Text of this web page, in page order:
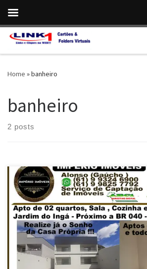
Skip to content
Home »banheiro
banheiro
2 posts
Apto de 02 quartos, Térreo , Entrega Já ,
minha Vida , Jd. do Ingá -Luziânia / GO .
Parcelas baixas , que cabem no seu bolso ,
Próximo a BR 040 , em arejado , todo em